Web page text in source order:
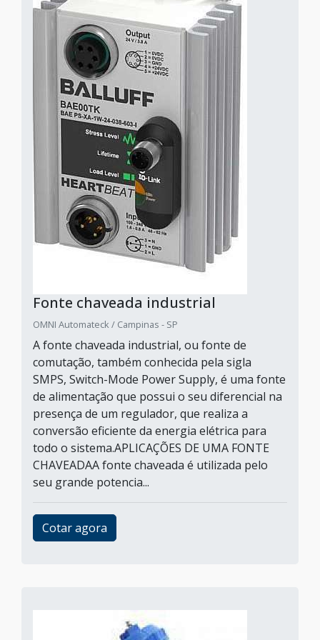
Fonte chaveada industrial
OMNI Automateck / Campinas - SP
A fonte chaveada industrial, ou fonte de
comutação, também conhecida pela sigla
SMPS, Switch-Mode Power Supply, é uma fonte
de alimentação que possui o seu diferencial na
presença de um regulador, que realiza a
conversão eficiente da energia elétrica para
todo o sistema.APLICAÇÕES DE UMA FONTE
CHAVEADAA fonte chaveada é utilizada pelo
seu grande potencia...
Cotar agora